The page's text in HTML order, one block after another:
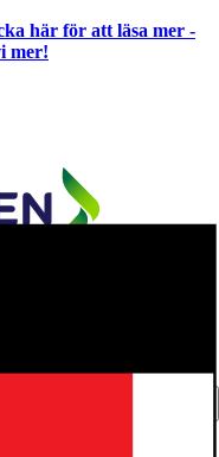
här för att läsa mer -
mer!